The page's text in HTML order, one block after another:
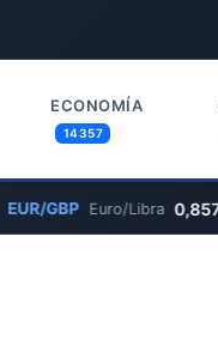
ECONOMÍA
14357
EUR/GBP Euro/Libra 0,8570